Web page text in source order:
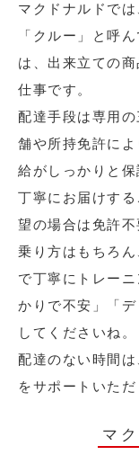
マクドナルドで
「クルー」と呼
は、出来立ての
仕事です。
配達手段は専用
舗や所持免許に
給がしっかりと
丁寧にお届けす
望の場合は免許不
乗り方はもちろ
で丁寧にトレー
かりで不安」「
してくださいね。
配達のない時間
をサポートいただ
マ